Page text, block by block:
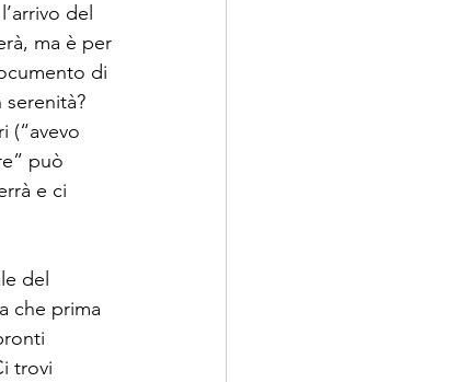
del
ma è per
di
(“avevo
può
e ci
del
che prima
trovi